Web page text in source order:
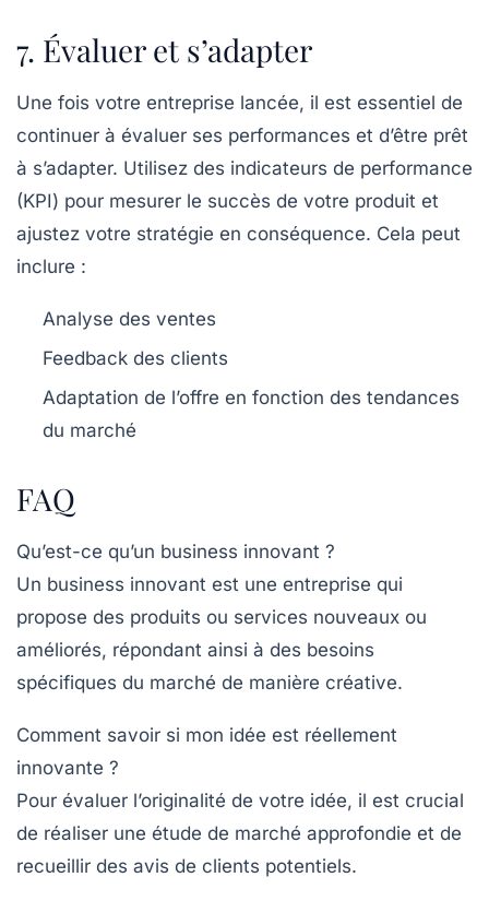
7. Évaluer et s’adapter
Une fois votre entreprise lancée, il est essentiel de
continuer à évaluer ses performances et d’être prêt
à s’adapter. Utilisez des indicateurs de performance
(KPI) pour mesurer le succès de votre produit et
ajustez votre stratégie en conséquence. Cela peut
inclure :
Analyse des ventes
Feedback des clients
Adaptation de l’offre en fonction des tendances
du marché
FAQ
Qu’est-ce qu’un business innovant ?
Un business innovant est une entreprise qui
propose des produits ou services nouveaux ou
améliorés, répondant ainsi à des besoins
spécifiques du marché de manière créative.
Comment savoir si mon idée est réellement
innovante ?
Pour évaluer l’originalité de votre idée, il est crucial
de réaliser une étude de marché approfondie et de
recueillir des avis de clients potentiels.